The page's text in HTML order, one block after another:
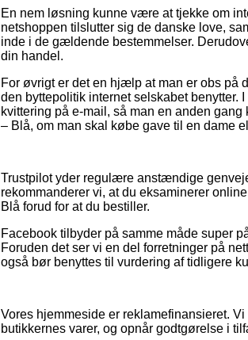
En nem løsning kunne være at tjekke om
netshoppen tilslutter sig de danske love,
inde i de gældende bestemmelser.
din handel.
For øvrigt er det en hjælp at man er obs
den byttepolitik internet selskabet benytter.
kvittering på e-mail, så man en anden
– Blå, om man skal købe gave til en dame
Trustpilot yder regulære anstændige
rekommanderer vi, at du eksaminerer
Blå forud for at du bestiller.
Facebook tilbyder på samme måde super
Foruden det ser vi en del forretninger på
også bør benyttes til vurdering af tidligere
Vores hjemmeside er reklamefinansieret.
butikkernes varer, og opnår godtgørelse i